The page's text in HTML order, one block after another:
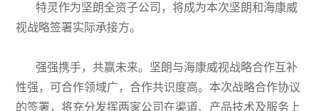
特灵作为坚朗全资子公司，将成为本次坚朗和海康威
视战略签署实际承接方。
强强携手，共赢未来。坚朗与海康威视战略合作互补
性强，可合作领域广，合作共识度高。本次战略合作协议
的签署，将充分发挥两家公司在渠道、产品技术及服务上